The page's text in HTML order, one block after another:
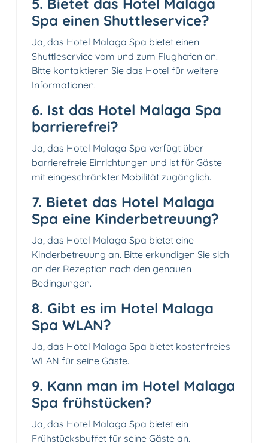
5. Bietet das Hotel Malaga
Spa einen Shuttleservice?
Ja, das Hotel Malaga Spa bietet einen
Shuttleservice vom und zum Flughafen an.
Bitte kontaktieren Sie das Hotel für weitere
Informationen.
6. Ist das Hotel Malaga Spa
barrierefrei?
Ja, das Hotel Malaga Spa verfügt über
barrierefreie Einrichtungen und ist für Gäste
mit eingeschränkter Mobilität zugänglich.
7. Bietet das Hotel Malaga
Spa eine Kinderbetreuung?
Ja, das Hotel Malaga Spa bietet eine
Kinderbetreuung an. Bitte erkundigen Sie sich
an der Rezeption nach den genauen
Bedingungen.
8. Gibt es im Hotel Malaga
Spa WLAN?
Ja, das Hotel Malaga Spa bietet kostenfreies
WLAN für seine Gäste.
9. Kann man im Hotel Malaga
Spa frühstücken?
Ja, das Hotel Malaga Spa bietet ein
Frühstücksbuffet für seine Gäste an.